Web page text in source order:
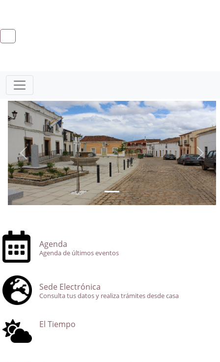
Agenda
Agenda de últimos eventos
Sede Electrónica
Consulta tus datos y realiza trámites desde casa
El Tiempo